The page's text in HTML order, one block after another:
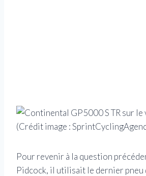
(Crédit image :
Pour revenir à la question
Pidcock, il utilisait le dernier pneu